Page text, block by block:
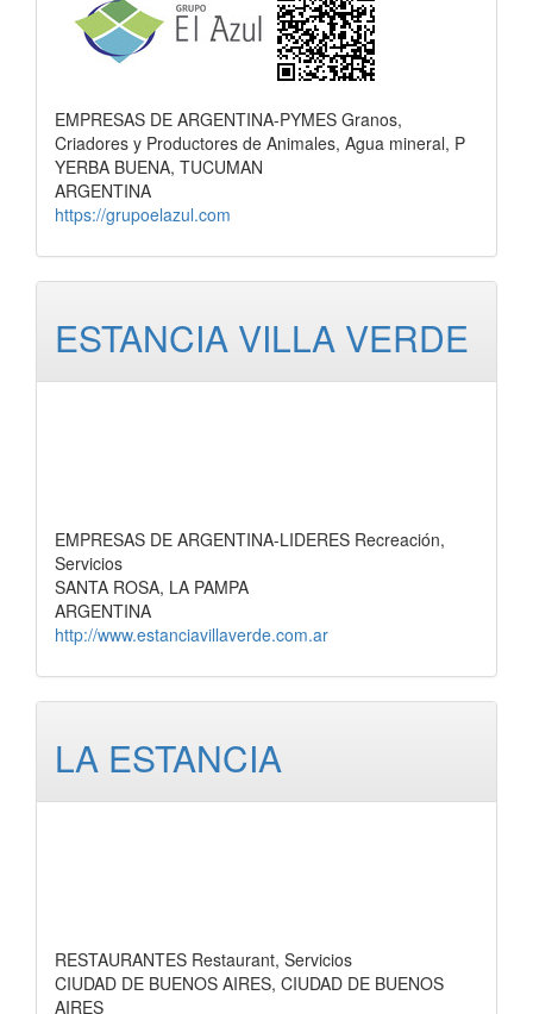
EMPRESAS DE ARGENTINA-PYMES Granos,
Criadores y Productores de Animales, Agua mineral, P
YERBA BUENA, TUCUMAN
ARGENTINA
https://grupoelazul.com
ESTANCIA VILLA VERDE
EMPRESAS DE ARGENTINA-LIDERES Recreación,
Servicios
SANTA ROSA, LA PAMPA
ARGENTINA
http://www.estanciavillaverde.com.ar
LA ESTANCIA
RESTAURANTES Restaurant, Servicios
CIUDAD DE BUENOS AIRES, CIUDAD DE BUENOS
AIRES